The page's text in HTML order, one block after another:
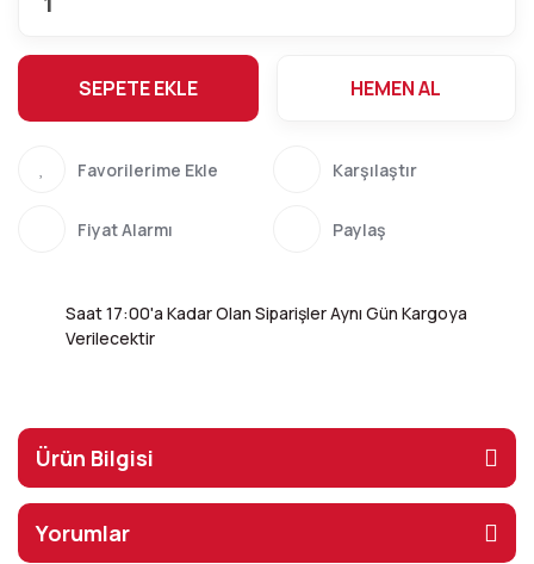
SEPETE EKLE HEMEN AL
Karşılaştır
Fiyat Alarmı Paylaş
Saat 17:00'a Kadar Olan Siparişler Aynı Gün Kargoya
Verilecektir
Ürün Bilgisi
Yorumlar